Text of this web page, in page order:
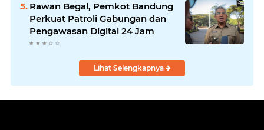
Rawan Begal, Pemkot Bandung
Perkuat Patroli Gabungan dan
Pengawasan Digital 24 Jam
Lihat Selengkapnya